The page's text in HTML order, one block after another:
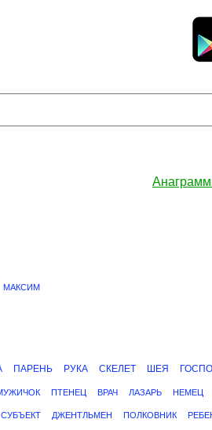
МАКСИМ
ПАРЕНЬ РУКА СКЕЛЕТ ШЕЯ
ПТЕНЕЦ ВРАЧ ЛАЗАРЬ НЕМЕЦ
СУБЪЕКТ ДЖЕНТЛЬМЕН ПОЛКОВНИК